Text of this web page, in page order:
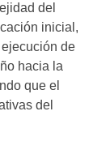
del
inicial,
de
hacia la
que el
del